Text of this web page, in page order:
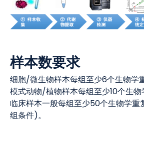
样本数要求
细胞/微生物样本每组至少6个生物学
模式动物/植物样本每组至少10个生物
临床样本一般每组至少50个生物学
组条件)。